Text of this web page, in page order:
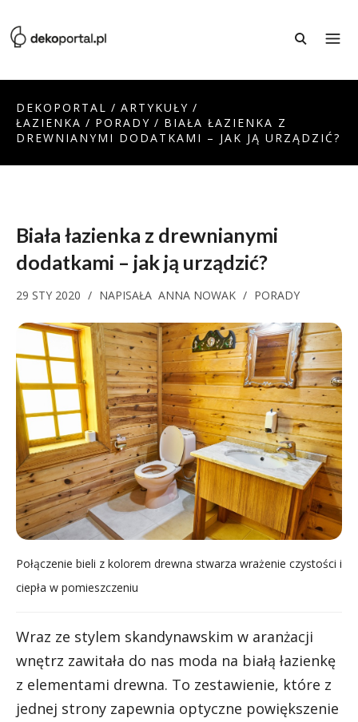
DEKOPORTAL / ARTYKUŁY /
ŁAZIENKA / PORADY / BIAŁA ŁAZIENKA Z
DREWNIANYMI DODATKAMI – JAK JĄ URZĄDZIĆ?
Biała łazienka z drewnianymi
dodatkami – jak ją urządzić?
29 STY 2020 / NAPISAŁA ANNA NOWAK / PORADY
Połączenie bieli z kolorem drewna stwarza wrażenie czystości i
ciepła w pomieszczeniu
Wraz ze stylem skandynawskim w aranżacji
wnętrz zawitała do nas moda na białą łazienkę
z elementami drewna. To zestawienie, które z
jednej strony zapewnia optyczne powiększenie